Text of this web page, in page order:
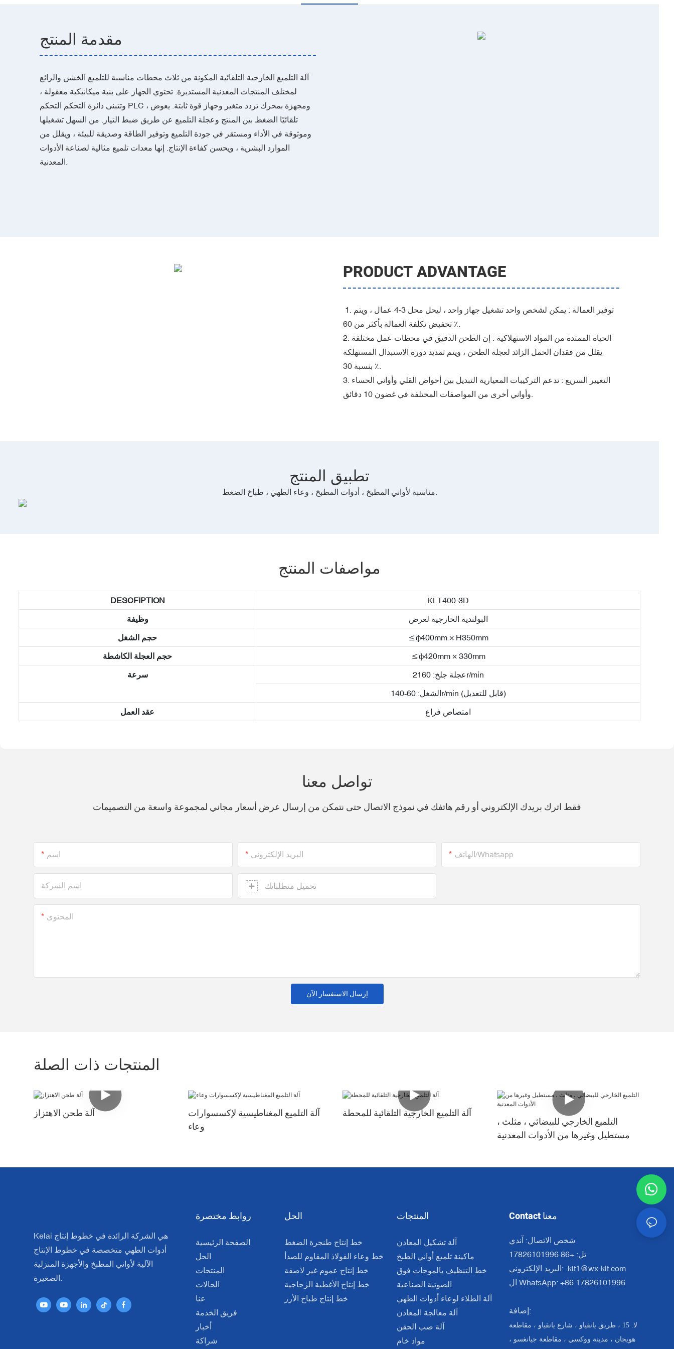
مقدمة المنتج
آلة التلميع الخارجية التلقائية المكونة من ثلاث محطات مناسبة للتلميع الخشن والرائع
لمختلف المنتجات المعدنية المستديرة. تحتوي الجهاز على بنية ميكانيكية معقولة ،
وتتبنى دائرة التحكم التحكم PLC ، ومجهزة بمحرك تردد متغير وجهاز قوة ثابتة. يعوض
تلقائيًا الضغط بين المنتج وعجلة التلميع عن طريق ضبط التيار. من السهل تشغيلها
وموثوقة في الأداء ومستقر في جودة التلميع وتوفير الطاقة وصديقة للبيئة ، ويقلل من
الموارد البشرية ، ويحسن كفاءة الإنتاج. إنها معدات تلميع مثالية لصناعة الأدوات
PRODUCT ADVANTAGE
‌1. توفير العمالة ‌: يمكن لشخص واحد تشغيل جهاز واحد ، ليحل محل 3-4 عمال ، ويتم
تخفيض تكلفة العمالة بأكثر من 60 ٪.
2. الحياة الممتدة من المواد الاستهلاكية ‌: إن الطحن الدقيق في محطات عمل مختلفة
يقلل من فقدان الحمل الزائد لعجلة الطحن ، ويتم تمديد دورة الاستبدال المستهلكة
بنسبة 30 ٪.
‌3. التغيير السريع ‌: تدعم التركيبات المعيارية التبديل بين أحواض القلي وأواني الحساء
تطبيق المنتج
مواصفات المنتج
DESCFIPTION KLT400-3D
وظيفة البولندية الخارجية لعرض
حجم الشغل ≤ф400mm × H350mm
حجم العجلة الكاشطة ≤ф420mm × 330mm
سرعة عجلة جلخ: 2160r/min
الشغل: 60‐140r/min (قابل للتعديل)
عقد العمل امتصاص فراغ
تواصل معنا
فقط اترك بريدك الإلكتروني أو رقم هاتفك في نموذج الاتصال حتى نتمكن من إرسال عرض أسعار مجاني لمجموعة واسعة من التصميمات
اسم البريد الإلكتروني الهاتف/whatsapp
اسم الشركة تحميل متطلباتك
المحتوى
إرسال الاستفسار الآن
المنتجات ذات الصلة
آلة طحن الاهتزاز
آلة التلميع المغناطيسية لإكسسوارات
وعاء
آلة التلميع الخارجية التلقائية للمحطة
التلميع الخارجي للبيضائي ، مثلث ،
مستطيل وغيرها من الأدوات المعدنية
Kelai هي الشركة الرائدة في خطوط إنتاج
أدوات الطهي متخصصة في خطوط الإنتاج
الآلية لأواني المطبخ والأجهزة المنزلية
روابط مختصرة
الصفحة الرئيسية
الحل
المنتجات
الحالات
عنا
فريق الخدمة
أخبار
شراكة
الحل
خط إنتاج طنجرة الضغط
خط وعاء الفولاذ المقاوم للصدأ
خط إنتاج عموم غير لاصقة
خط إنتاج الأغطية الزجاجية
خط إنتاج طباخ الأرز
المنتجات
آلة تشكيل المعادن
ماكينة تلميع أواني الطبخ
خط التنظيف بالموجات فوق
الصوتية الصناعية
آلة الطلاء لوعاء أدوات الطهي
آلة معالجة المعادن
آلة صب الحقن
مواد خام
Contact معنا
شخص الاتصال: آندي
تل: +86 17826101996
البريد الإلكتروني: klt1@wx-klt.com
ال WhatsApp: +86 17826101996
إضافة:
لا. 15 ، طريق يانقياو ، شارع يانقياو ، مقاطعة
هويجان ، مدينة ووكسي ، مقاطعة جيانغسو ،